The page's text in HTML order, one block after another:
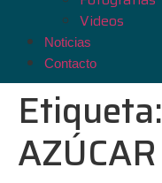
Videos
Noticias
Contacto
Etiqueta:
AZÚCAR